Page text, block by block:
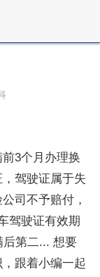
3个月办理换
驾驶证属于失
司不予赔付，
驾驶证有效期
后第二... 想要
跟着小编一起